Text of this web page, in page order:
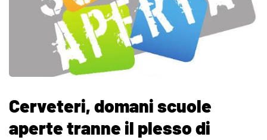
Cerveteri, domani scuole
aperte tranne il plesso di